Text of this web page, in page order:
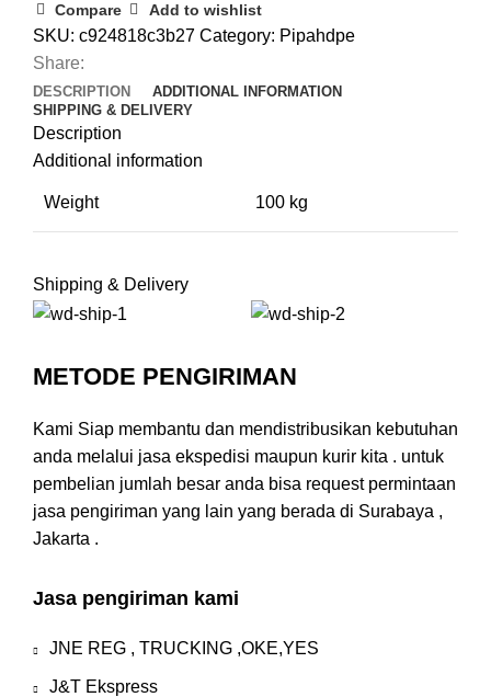
quantity
Compare Add to wishlist
SKU: c924818c3b27 Category: Pipahdpe
Share:
DESCRIPTION
ADDITIONAL INFORMATION
SHIPPING & DELIVERY
Description
Additional information
Weight 100 kg
Shipping & Delivery
METODE PENGIRIMAN
Kami Siap membantu dan mendistribusikan kebutuhan
anda melalui jasa ekspedisi maupun kurir kita . untuk
pembelian jumlah besar anda bisa request permintaan
jasa pengiriman yang lain yang berada di Surabaya ,
Jakarta .
Jasa pengiriman kami
JNE REG , TRUCKING ,OKE,YES
J&T Ekspress